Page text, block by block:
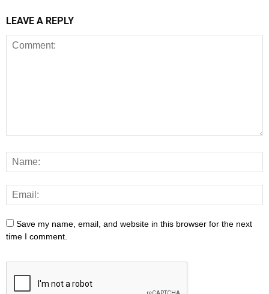
LEAVE A REPLY
Save my name, email, and website in this browser for the next
time I comment.